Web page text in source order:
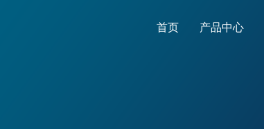
首页 产品中心